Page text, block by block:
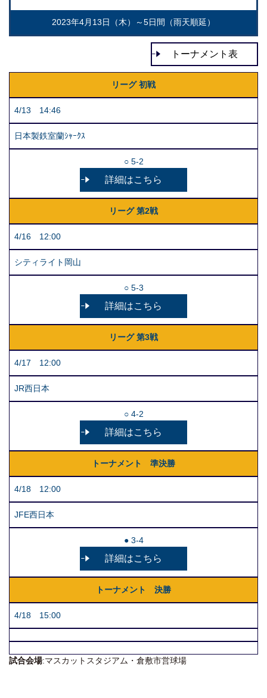
2023年4月13日（木）～5日間（雨天順延）
トーナメント表
リーグ 初戦
4/13 14:46
日本製鉄室蘭ｼｬｰｸｽ
○ 5-2
詳細はこちら
リーグ 第2戦
4/16 12:00
シティライト岡山
○ 5-3
詳細はこちら
リーグ 第3戦
4/17 12:00
JR西日本
○ 4-2
詳細はこちら
トーナメント 準決勝
4/18 12:00
JFE西日本
● 3-4
詳細はこちら
トーナメント 決勝
4/18 15:00
試合会場:マスカットスタジアム・倉敷市営球場